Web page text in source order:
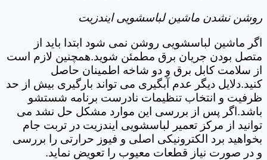
روشن نشدن ماشین لباسشویی ایندزیت
اگر ماشین لباسشویی روشن نمی شود ابتدا باید از
متصل بودن جریان برق مطمئن شوید.همچنین لازم است
از سلامت کابل برق و دو شاخه اطمینان حاصل
کنید.دلایل دیگر عدم آبگیری می تواند بارگیری بیش از حد
ظرفیت و انتخاب تنظیمات نادرست برنامه شستشو
باشد.اگر پس از بررسی این موارد مشکل حل نشد می
توانید از مرکز تعمیر لباسشویی ایندزیت در تربت جام
بخواهید برد الکترونیکی اصلی و فیوز حرارتی را بررسی
و در صورت نیاز قطعات معیوب را تعویض نماید.